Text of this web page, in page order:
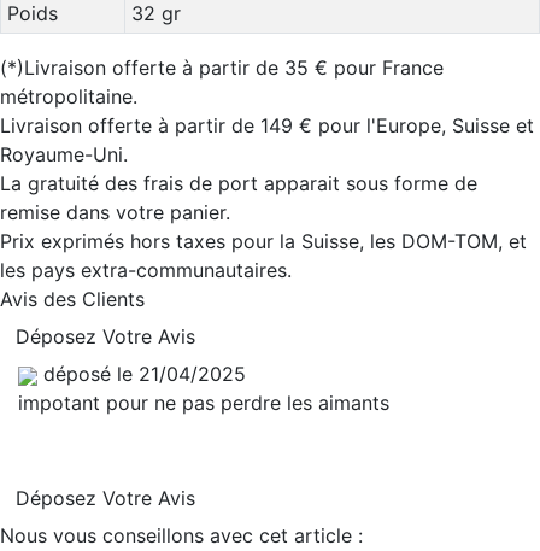
Poids 32 gr
(*)Livraison offerte à partir de 35 € pour France
métropolitaine.
Livraison offerte à partir de 149 € pour l'Europe, Suisse et
Royaume-Uni.
La gratuité des frais de port apparait sous forme de
remise dans votre panier.
Prix exprimés hors taxes pour la Suisse, les DOM-TOM, et
les pays extra-communautaires.
Avis des Clients
Déposez Votre Avis
déposé le 21/04/2025
impotant pour ne pas perdre les aimants
Déposez Votre Avis
Nous vous conseillons avec cet article :